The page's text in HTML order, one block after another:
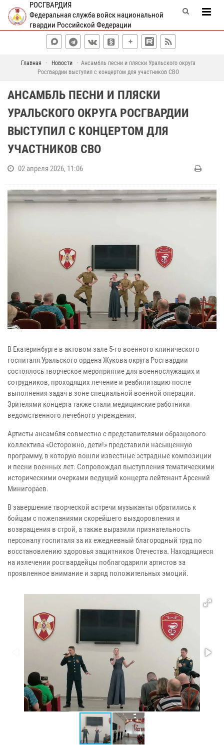
РОСГВАРДИЯ
Федеральная служба войск национальной
гвардии Российской Федерации
Главная Новости
Ансамбль песни и пляски Уральского округа
Росгвардии выступил с концертом для участников СВО
АНСАМБЛЬ ПЕСНИ И ПЛЯСКИ
УРАЛЬСКОГО ОКРУГА РОСГВАРДИИ
ВЫСТУПИЛ С КОНЦЕРТОМ ДЛЯ
УЧАСТНИКОВ СВО
02 апреля 2026, 11:06
В Екатеринбурге в актовом зале 5-го военного клинического
госпиталя Уральского ордена Жукова округа Росгвардии
состоялось творческое мероприятие для военнослужащих и
сотрудников, проходящих лечение и реабилитацию после
выполнения задач в зоне специальной военной операции.
Зрителями концерта также стали медицинские работники
ведомственного лечебного учреждения.
Артисты ансамбля совместно с представителями образцового
коллектива «Осторожно, дети!» представили насыщенную
программу, в которую вошли известные эстрадные композиции
и песни военных лет. Сопровождал выступления тематическими
историческими очерками ведущий концерта лейтенант Арсений
Минигораев.
В завершение творческой встречи музыканты обратились к
бойцам с пожеланиями скорейшего выздоровления и
возвращения в строй, а также выразили признательность
персоналу госпиталя за их ежедневный благородный труд по
восстановлению здоровья защитников Отечества. Находящиеся
на излечении росгвардейцы поблагодарили артистов за
проявленное внимание и заряд положительных эмоций.